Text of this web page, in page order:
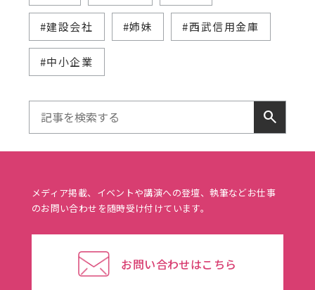
#建設会社 #姉妹 #西武信用金庫
#中小企業
search
メディア掲載、イベントや講演への登壇、執筆などお仕事
のお問い合わせを随時受け付けています。
お問い合わせはこちら